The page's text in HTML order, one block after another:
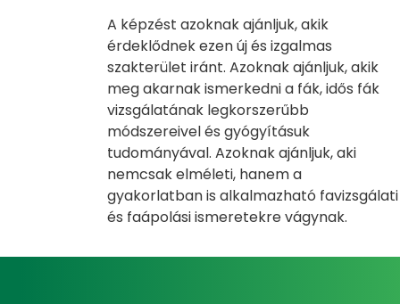
A képzést azoknak ajánljuk, akik
érdeklődnek ezen új és izgalmas
szakterület iránt. Azoknak ajánljuk, akik
meg akarnak ismerkedni a fák, idős fák
vizsgálatának legkorszerűbb
módszereivel és gyógyításuk
tudományával. Azoknak ajánljuk, aki
nemcsak elméleti, hanem a
gyakorlatban is alkalmazható favizsgálati
és faápolási ismeretekre vágynak.